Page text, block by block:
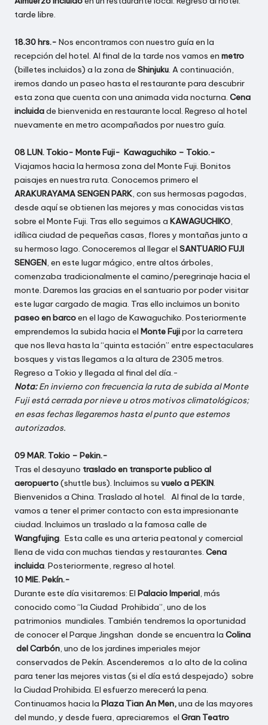
tarde libre.
18.30 hrs.- Nos encontramos con nuestro guía en la
recepción del hotel. Al final de la tarde nos vamos en metro
(billetes incluidos) a la zona de Shinjuku. A continuación,
iremos dando un paseo hasta el restaurante para descubrir
esta zona que cuenta con una animada vida nocturna. Cena
incluidade bienvenida en restaurante local. Regreso al hotel
nuevamente en metro acompañados por nuestro guía.
08 LUN. Tokio- Monte Fuji- Kawaguchiko – Tokio.-
Viajamos hacia la hermosa zona del Monte Fuji. Bonitos
paisajes en nuestra ruta. Conocemos primero el
ARAKURAYAMA SENGEN PARK, con sus hermosas pagodas,
desde aquí se obtienen las mejores y mas conocidas vistas
sobre el Monte Fuji. Tras ello seguimos a KAWAGUCHIKO,
idílica ciudad de pequeñas casas, flores y montañas junto a
su hermoso lago. Conoceremos al llegar el SANTUARIO FUJI
SENGEN, en este lugar mágico, entre altos árboles,
comenzaba tradicionalmente el camino/peregrinaje hacia el
monte. Daremos las gracias en el santuario por poder visitar
este lugar cargado de magia. Tras ello incluimos un bonito
paseo en barcoen el lago de Kawaguchiko. Posteriormente
emprendemos la subida hacia el Monte Fujipor la carretera
que nos lleva hasta la “quinta estación” entre espectaculares
bosques y vistas llegamos a la altura de 2305 metros.
Regreso a Tokio y llegada al final del día.-
Nota:En invierno con frecuencia la ruta de subida al Monte
Fuji está cerrada por nieve u otros motivos climatológicos;
en esas fechas llegaremos hasta el punto que estemos
autorizados.
09 MAR. Tokio – Pekin.-
Tras el desayuno traslado en transporte publico al
aeropuerto(shuttle bus). Incluimos su vuelo a PEKIN.
Bienvenidos a China. Traslado al hotel. Al final de la tarde,
vamos a tener el primer contacto con esta impresionante
ciudad. Incluimos un traslado a la famosa calle de
Wangfujing. Esta calle es una arteria peatonal y comercial
llena de vida con muchas tiendas y restaurantes. Cena
incluida. Posteriormente, regreso al hotel.
10 MIE. Pekín.-
Durante este día visitaremos: El Palacio Imperial, más
conocido como “la Ciudad Prohibida”, uno de los
patrimonios mundiales. También tendremos la oportunidad
de conocer el Parque Jingshan donde se encuentra la Colina
del Carbón, uno de los jardines imperiales mejor
conservados de Pekín. Ascenderemos a lo alto de la colina
para tener las mejores vistas (si el día está despejado) sobre
la Ciudad Prohibida. El esfuerzo merecerá la pena.
Continuamos hacia la Plaza Tian An Men,una de las mayores
del mundo, y desde fuera, apreciaremos el Gran Teatro